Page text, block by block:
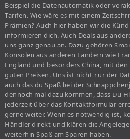
Beispiel die Datenautomatik oder
Tarifen. Wie wäre es mit einem
Prämien? Auch hier haben wir die
informieren dich. Auch Deals aus
uns ganz genau an. Dazu gehören
Konsolen aus anderen Ländern wie
England und besonders China, mit den
guten Preisen. Uns ist nicht nur der
auch das du Spaß bei der
dennoch mal dazu kommen, dass Du
jederzeit über das Kontaktformular
gerne weiter. Wenn es notwendig ist,
Händler direkt und klären die
weiterhin Spaß am Sparen haben.